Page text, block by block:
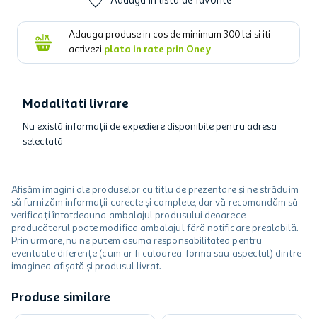
Adauga produse in cos de minimum 300 lei si iti
activezi plata in rate prin Oney
Modalitati livrare
Nu există informații de expediere disponibile pentru adresa
selectată
Afișăm imagini ale produselor cu titlu de prezentare și ne străduim
să furnizăm informații corecte și complete, dar vă recomandăm să
verificați întotdeauna ambalajul produsului deoarece
producătorul poate modifica ambalajul fără notificare prealabilă.
Prin urmare, nu ne putem asuma responsabilitatea pentru
eventuale diferențe (cum ar fi culoarea, forma sau aspectul) dintre
imaginea afișată și produsul livrat.
Produse similare